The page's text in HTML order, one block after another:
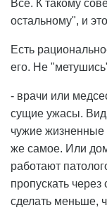
Все. К такому
остальному", и
Есть
его. Не
- врачи или
сущие ужасы.
чужие жизненные
же самое. Или
работают
пропускать
сделать меньше,